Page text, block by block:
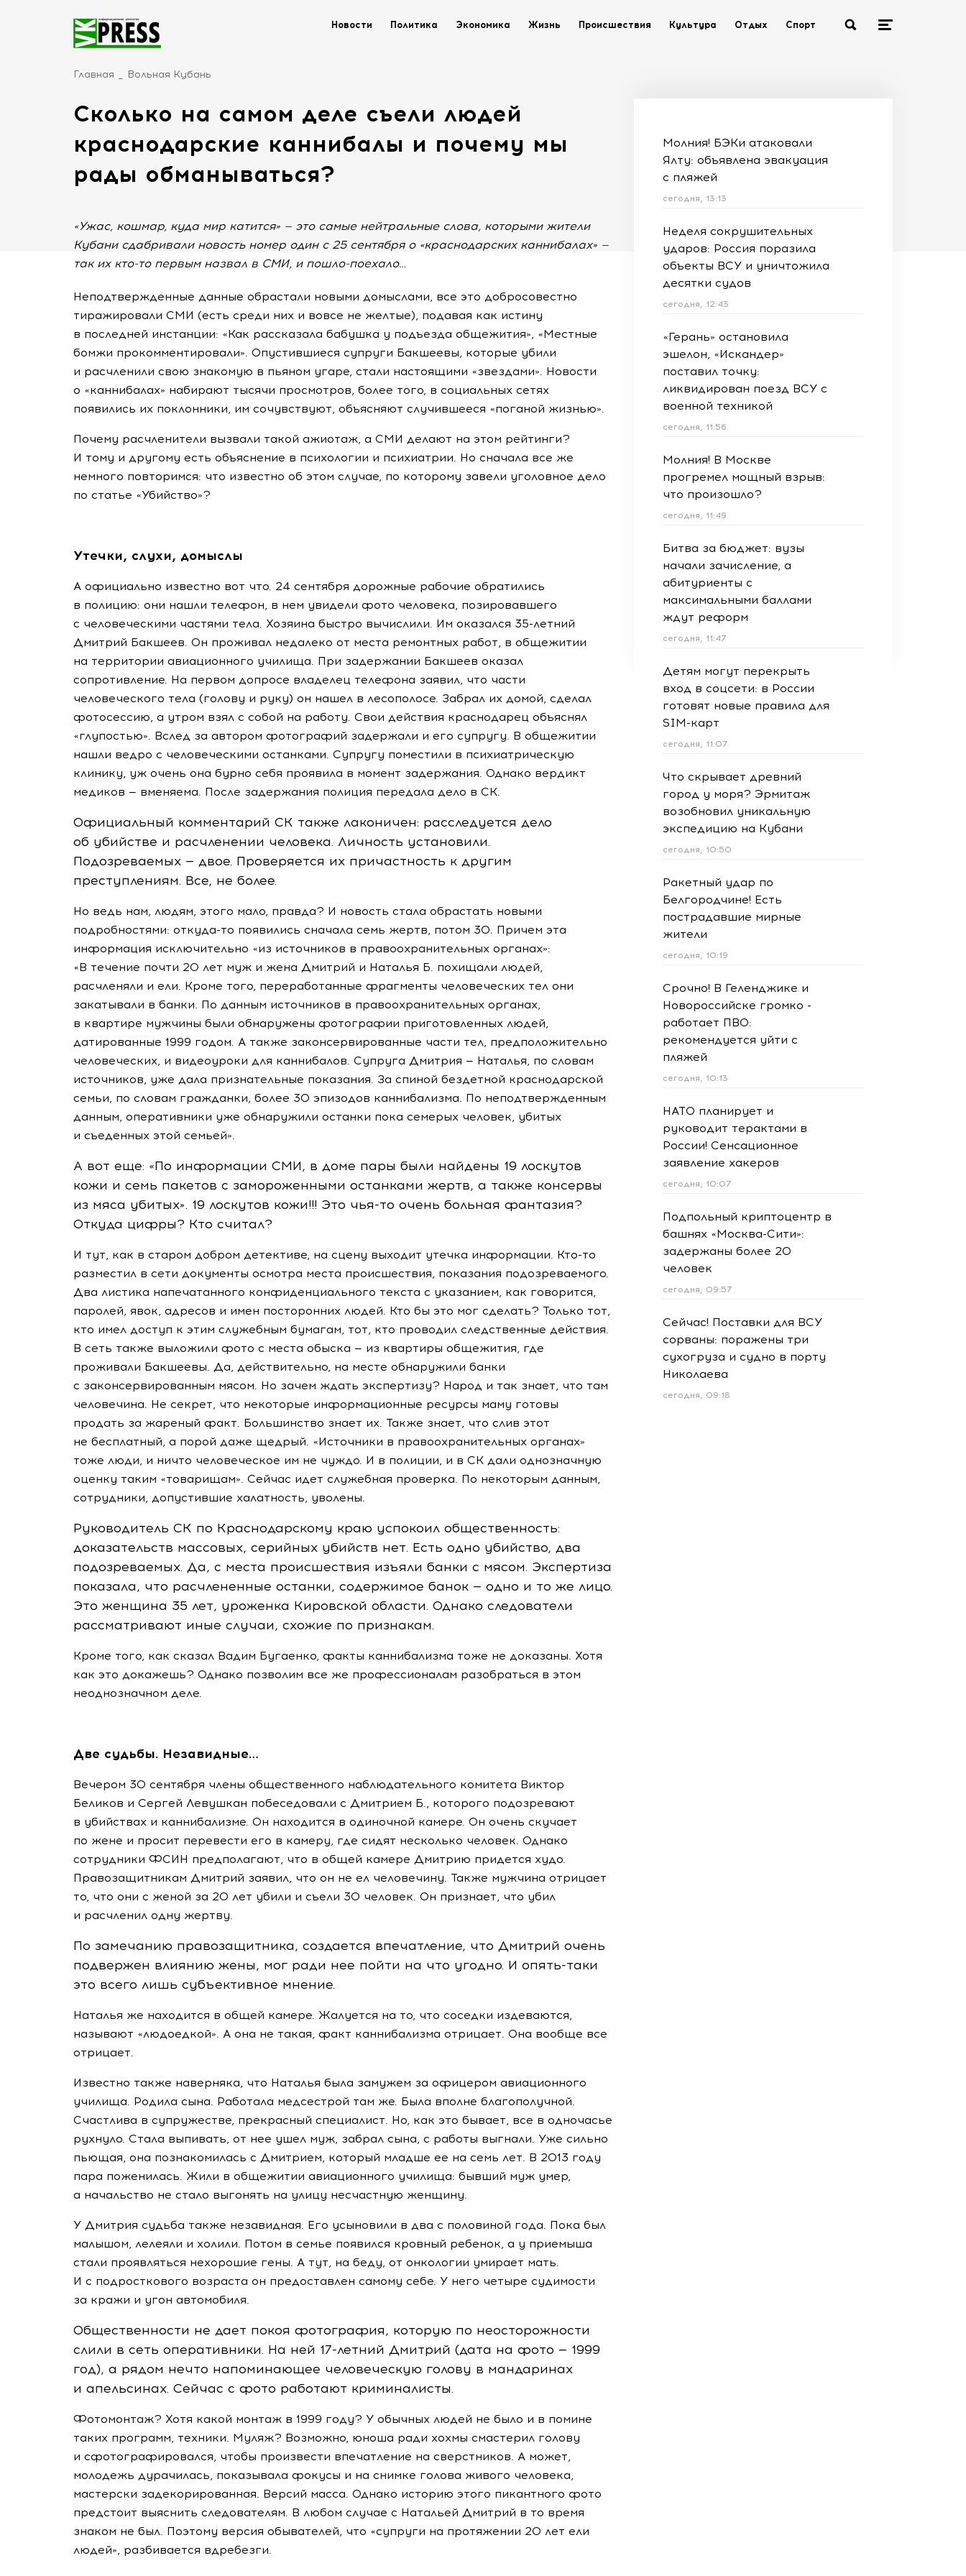
Новости Политика Экономика Жизнь Происшествия Культура Отдых Спорт
Главная Вольная Кубань
Сколько на самом деле съели людей
краснодарские каннибалы и почему мы
рады обманываться?
«Ужас, кошмар, куда мир катится» — это самые нейтральные слова, которыми жители
Кубани сдабривали новость номер один с 25 сентября о «краснодарских каннибалах» —
так их кто-то первым назвал в СМИ, и пошло-поехало…
Неподтвержденные данные обрастали новыми домыслами, все это добросовестно
тиражировали СМИ (есть среди них и вовсе не желтые), подавая как истину
в последней инстанции: «Как рассказала бабушка у подъезда общежития», «Местные
бомжи прокомментировали». Опустившиеся супруги Бакшеевы, которые убили
и расчленили свою знакомую в пьяном угаре, стали настоящими «звездами». Новости
о «каннибалах» набирают тысячи просмотров, более того, в социальных сетях
появились их поклонники, им сочувствуют, объясняют случившееся «поганой жизнью».
Почему расчленители вызвали такой ажиотаж, а СМИ делают на этом рейтинги?
И тому и другому есть объяснение в психологии и психиатрии. Но сначала все же
немного повторимся: что известно об этом случае, по которому завели уголовное дело
по статье «Убийство»?
Утечки, слухи, домыслы
А официально известно вот что. 24 сентября дорожные рабочие обратились
в полицию: они нашли телефон, в нем увидели фото человека, позировавшего
с человеческими частями тела. Хозяина быстро вычислили. Им оказался 35-летний
Дмитрий Бакшеев. Он проживал недалеко от места ремонтных работ, в общежитии
на территории авиационного училища. При задержании Бакшеев оказал
сопротивление. На первом допросе владелец телефона заявил, что части
человеческого тела (голову и руку) он нашел в лесополосе. Забрал их домой, сделал
фотосессию, а утром взял с собой на работу. Свои действия краснодарец объяснял
«глупостью». Вслед за автором фотографий задержали и его супругу. В общежитии
нашли ведро с человеческими останками. Супругу поместили в психиатрическую
клинику, уж очень она бурно себя проявила в момент задержания. Однако вердикт
медиков — вменяема. После задержания полиция передала дело в СК.
Официальный комментарий СК также лаконичен: расследуется дело
об убийстве и расчленении человека. Личность установили.
Подозреваемых — двое. Проверяется их причастность к другим
преступлениям. Все, не более.
Но ведь нам, людям, этого мало, правда? И новость стала обрастать новыми
подробностями: откуда-то появились сначала семь жертв, потом 30. Причем эта
информация исключительно «из источников в правоохранительных органах»:
«В течение почти 20 лет муж и жена Дмитрий и Наталья Б. похищали людей,
расчленяли и ели. Кроме того, переработанные фрагменты человеческих тел они
закатывали в банки. По данным источников в правоохранительных органах,
в квартире мужчины были обнаружены фотографии приготовленных людей,
датированные 1999 годом. А также законсервированные части тел, предположительно
человеческих, и видеоуроки для каннибалов. Супруга Дмитрия — Наталья, по словам
источников, уже дала признательные показания. За спиной бездетной краснодарской
семьи, по словам гражданки, более 30 эпизодов каннибализма. По неподтвержденным
данным, оперативники уже обнаружили останки пока семерых человек, убитых
и съеденных этой семьей».
А вот еще: «По информации СМИ, в доме пары были найдены 19 лоскутов
кожи и семь пакетов с замороженными останками жертв, а также консервы
из мяса убитых». 19 лоскутов кожи!!! Это чья-то очень больная фантазия?
Откуда цифры? Кто считал?
И тут, как в старом добром детективе, на сцену выходит утечка информации. Кто-то
разместил в сети документы осмотра места происшествия, показания подозреваемого.
Два листика напечатанного конфиденциального текста с указанием, как говорится,
паролей, явок, адресов и имен посторонних людей. Кто бы это мог сделать? Только тот,
кто имел доступ к этим служебным бумагам, тот, кто проводил следственные действия.
В сеть также выложили фото с места обыска — из квартиры общежития, где
проживали Бакшеевы. Да, действительно, на месте обнаружили банки
с законсервированным мясом. Но зачем ждать экспертизу? Народ и так знает, что там
человечина. Не секрет, что некоторые информационные ресурсы маму готовы
продать за жареный факт. Большинство знает их. Также знает, что слив этот
не бесплатный, а порой даже щедрый. «Источники в правоохранительных органах»
тоже люди, и ничто человеческое им не чуждо. И в полиции, и в СК дали однозначную
оценку таким «товарищам». Сейчас идет служебная проверка. По некоторым данным,
сотрудники, допустившие халатность, уволены.
Руководитель СК по Краснодарскому краю успокоил общественность:
доказательств массовых, серийных убийств нет. Есть одно убийство, два
подозреваемых. Да, с места происшествия изъяли банки с мясом. Экспертиза
показала, что расчлененные останки, содержимое банок — одно и то же лицо.
Это женщина 35 лет, уроженка Кировской области. Однако следователи
рассматривают иные случаи, схожие по признакам.
Кроме того, как сказал Вадим Бугаенко, факты каннибализма тоже не доказаны. Хотя
как это докажешь? Однако позволим все же профессионалам разобраться в этом
неоднозначном деле.
Две судьбы. Незавидные…
Вечером 30 сентября члены общественного наблюдательного комитета Виктор
Беликов и Сергей Левушкан побеседовали с Дмитрием Б., которого подозревают
в убийствах и каннибализме. Он находится в одиночной камере. Он очень скучает
по жене и просит перевести его в камеру, где сидят несколько человек. Однако
сотрудники ФСИН предполагают, что в общей камере Дмитрию придется худо.
Правозащитникам Дмитрий заявил, что он не ел человечину. Также мужчина отрицает
то, что они с женой за 20 лет убили и съели 30 человек. Он признает, что убил
и расчленил одну жертву.
По замечанию правозащитника, создается впечатление, что Дмитрий очень
подвержен влиянию жены, мог ради нее пойти на что угодно. И опять-таки
это всего лишь субъективное мнение.
Наталья же находится в общей камере. Жалуется на то, что соседки издеваются,
называют «людоедкой». А она не такая, факт каннибализма отрицает. Она вообще все
отрицает.
Известно также наверняка, что Наталья была замужем за офицером авиационного
училища. Родила сына. Работала медсестрой там же. Была вполне благополучной.
Счастлива в супружестве, прекрасный специалист. Но, как это бывает, все в одночасье
рухнуло. Стала выпивать, от нее ушел муж, забрал сына, с работы выгнали. Уже сильно
пьющая, она познакомилась с Дмитрием, который младше ее на семь лет. В 2013 году
пара поженилась. Жили в общежитии авиационного училища: бывший муж умер,
а начальство не стало выгонять на улицу несчастную женщину.
У Дмитрия судьба также незавидная. Его усыновили в два с половиной года. Пока был
малышом, лелеяли и холили. Потом в семье появился кровный ребенок, а у приемыша
стали проявляться нехорошие гены. А тут, на беду, от онкологии умирает мать.
И с подросткового возраста он предоставлен самому себе. У него четыре судимости
за кражи и угон автомобиля.
Общественности не дает покоя фотография, которую по неосторожности
слили в сеть оперативники. На ней 17-летний Дмитрий (дата на фото — 1999
год), а рядом нечто напоминающее человеческую голову в мандаринах
и апельсинах. Сейчас с фото работают криминалисты.
Фотомонтаж? Хотя какой монтаж в 1999 году? У обычных людей не было и в помине
таких программ, техники. Муляж? Возможно, юноша ради хохмы смастерил голову
и сфотографировался, чтобы произвести впечатление на сверстников. А может,
молодежь дурачилась, показывала фокусы и на снимке голова живого человека,
мастерски задекорированная. Версий масса. Однако историю этого пикантного фото
предстоит выяснить следователям. В любом случае с Натальей Дмитрий в то время
знаком не был. Поэтому версия обывателей, что «супруги на протяжении 20 лет ели
людей», разбивается вдребезги.
Молния! БЭКи атаковали
Ялту: объявлена эвакуация
с пляжей
сегодня, 13:13
Неделя сокрушительных
ударов: Россия поразила
объекты ВСУ и уничтожила
десятки судов
сегодня, 12:43
«Герань» остановила
эшелон, «Искандер»
поставил точку:
ликвидирован поезд ВСУ с
военной техникой
сегодня, 11:56
Молния! В Москве
прогремел мощный взрыв:
что произошло?
сегодня, 11:49
Битва за бюджет: вузы
начали зачисление, а
абитуриенты с
максимальными баллами
ждут реформ
сегодня, 11:47
Детям могут перекрыть
вход в соцсети: в России
готовят новые правила для
SIM-карт
сегодня, 11:07
Что скрывает древний
город у моря? Эрмитаж
возобновил уникальную
экспедицию на Кубани
сегодня, 10:50
Ракетный удар по
Белгородчине! Есть
пострадавшие мирные
жители
сегодня, 10:19
Срочно! В Геленджике и
Новороссийске громко -
работает ПВО:
рекомендуется уйти с
пляжей
сегодня, 10:13
НАТО планирует и
руководит терактами в
России! Сенсационное
заявление хакеров
сегодня, 10:07
Подпольный криптоцентр в
башнях «Москва-Сити»:
задержаны более 20
человек
сегодня, 09:57
Сейчас! Поставки для ВСУ
сорваны: поражены три
сухогруза и судно в порту
Николаева
сегодня, 09:18